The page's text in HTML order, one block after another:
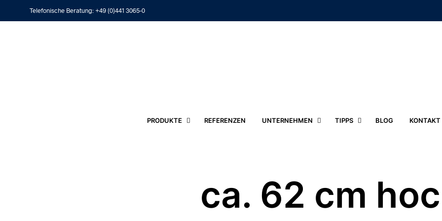
Telefonische Beratung: +49 (0)441 3065-0
PRODUKTE REFERENZEN UNTERNEHMEN TIPPS BLOG KONTAKT
ca. 62 cm